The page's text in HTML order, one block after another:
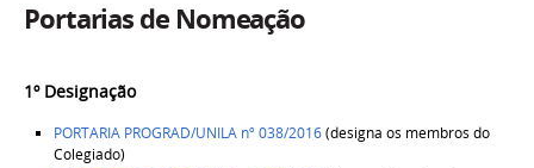
Portarias de Nomeação
1º Designação
PORTARIA PROGRAD/UNILA nº 038/2016(designa os membros do
Colegiado)